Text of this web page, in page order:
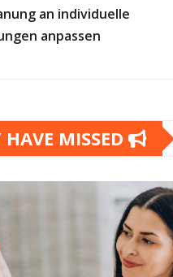
an individuelle
anpassen
MISSED